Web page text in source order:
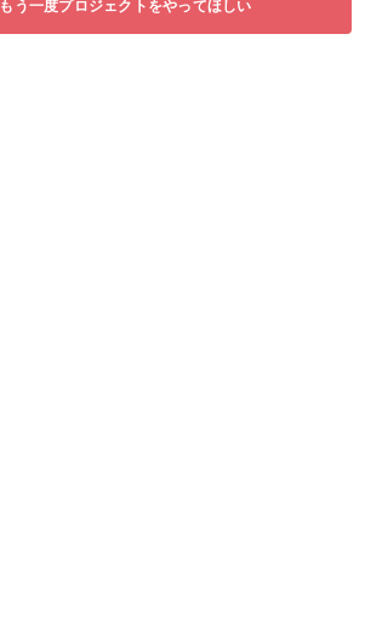
もう一度プロジェクトをやってほしい